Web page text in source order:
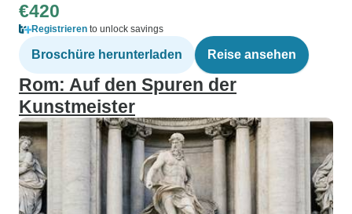
€420
Registrieren to unlock savings
Broschüre herunterladen Reise ansehen
Rom: Auf den Spuren der
Kunstmeister